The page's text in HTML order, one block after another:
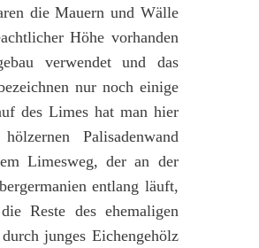
die Mauern und Wälle
Höhe vorhanden
verwendet und das
nur noch einige
des Limes hat man hier
Palisadenwand
Limesweg, der an der
entlang läuft,
Reste des ehemaligen
junges Eichengehölz